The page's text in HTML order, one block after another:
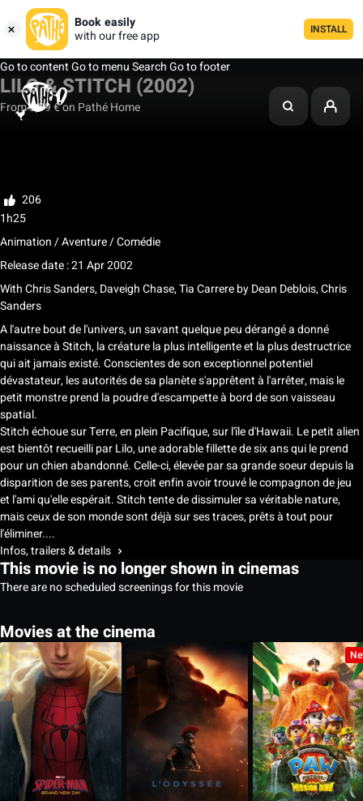
Book easily
with our free app
INSTALL
Go to contentGo to menuSearchGo to footer
LILO & STITCH (2002)
From 3,99 € on Pathé Home
206
1h25
Animation / Aventure / Comédie
Release date : 21 Apr 2002
WithChris Sanders, Daveigh Chase, Tia CarrerebyDean Deblois, Chris
Sanders
A l'autre bout de l'univers, un savant quelque peu dérangé a donné
naissance à Stitch, la créature la plus intelligente et la plus destructrice
qui ait jamais existé. Conscientes de son exceptionnel potentiel
dévastateur, les autorités de sa planète s'apprêtent à l'arrêter, mais le
petit monstre prend la poudre d'escampette à bord de son vaisseau
spatial.
Stitch échoue sur Terre, en plein Pacifique, sur l'île d'Hawaii. Le petit alien
est bientôt recueilli par Lilo, une adorable fillette de six ans qui le prend
pour un chien abandonné. Celle-ci, élevée par sa grande soeur depuis la
disparition de ses parents, croit enfin avoir trouvé le compagnon de jeu
et l'ami qu'elle espérait. Stitch tente de dissimuler sa véritable nature,
mais ceux de son monde sont déjà sur ses traces, prêts à tout pour
l'éliminer....
Infos, trailers & details
This movie is no longer shown in cinemas
There are no scheduled screenings for this movie
Movies at the cinema